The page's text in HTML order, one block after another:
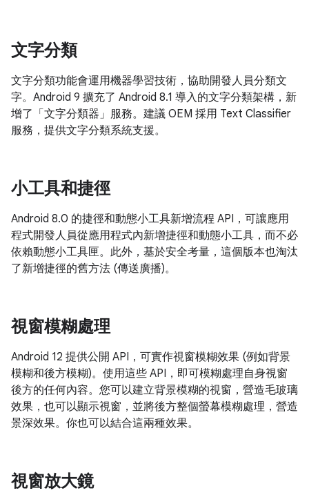
文字分類
文字分類功能會運用機器學習技術，協助開發人員分類文
字。Android 9 擴充了 Android 8.1 導入的文字分類架構，新
增了「文字分類器」服務。建議 OEM 採用 Text Classifier
服務，提供文字分類系統支援。
小工具和捷徑
Android 8.0 的捷徑和動態小工具新增流程 API，可讓應用
程式開發人員從應用程式內新增捷徑和動態小工具，而不必
依賴動態小工具匣。此外，基於安全考量，這個版本也淘汰
了新增捷徑的舊方法 (傳送廣播)。
視窗模糊處理
Android 12 提供公開 API，可實作視窗模糊效果 (例如背景
模糊和後方模糊)。使用這些 API，即可模糊處理自身視窗
後方的任何內容。您可以建立背景模糊的視窗，營造毛玻璃
效果，也可以顯示視窗，並將後方整個螢幕模糊處理，營造
景深效果。你也可以結合這兩種效果。
視窗放大鏡